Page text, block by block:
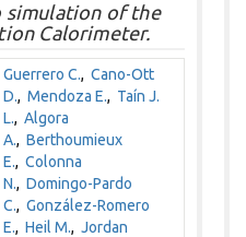
simulation of the
Calorimeter.
Guerrero C.,Cano-Ott
D.,Mendoza E., Taín J.
L.,Algora
A.,Berthoumieux
E.,Colonna
N.,Domingo-Pardo
C.,González-Romero
E.,Heil M.,Jordan